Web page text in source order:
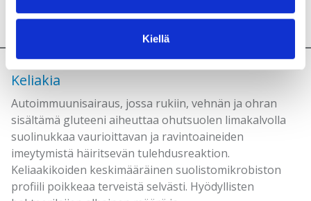
Kiellä
K
Keliakia
Autoimmuunisairaus, jossa rukiin, vehnän ja ohran
sisältämä gluteeni aiheuttaa ohutsuolen limakalvolla
suolinukkaa vaurioittavan ja ravintoaineiden
imeytymistä häiritsevän tulehdusreaktion.
Keliaakikoiden keskimääräinen suolistomikrobiston
profiili poikkeaa terveistä selvästi. Hyödyllisten